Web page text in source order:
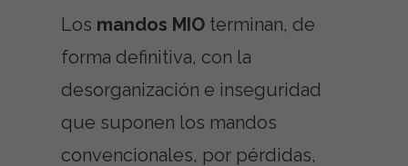
Los mandos MIOterminan, de
forma definitiva, con la
desorganización e inseguridad
que suponen los mandos
convencionales, por pérdidas,